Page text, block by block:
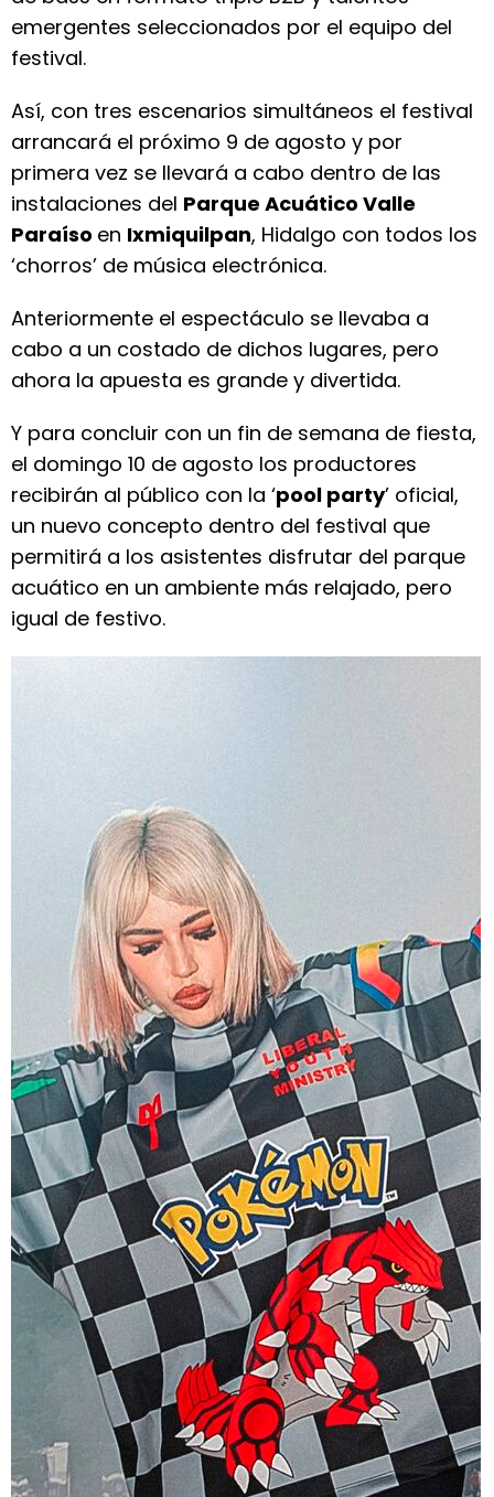
emergentes seleccionados por el equipo del
festival.
Así, con tres escenarios simultáneos el festival
arrancará el próximo 9 de agosto y por
primera vez se llevará a cabo dentro de las
instalaciones del Parque Acuático Valle
Paraíso en Ixmiquilpan, Hidalgo con todos los
‘chorros’ de música electrónica.
Anteriormente el espectáculo se llevaba a
cabo a un costado de dichos lugares, pero
ahora la apuesta es grande y divertida.
Y para concluir con un fin de semana de fiesta,
el domingo 10 de agosto los productores
recibirán al público con la ‘pool party’ oficial,
un nuevo concepto dentro del festival que
permitirá a los asistentes disfrutar del parque
acuático en un ambiente más relajado, pero
igual de festivo.